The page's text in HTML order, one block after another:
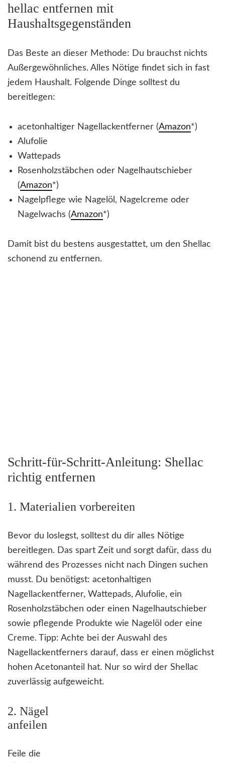
hellac entfernen mit
Haushaltsgegenständen
Das Beste an dieser Methode: Du brauchst nichts
Außergewöhnliches. Alles Nötige findet sich in fast
jedem Haushalt. Folgende Dinge solltest du
bereitlegen:
acetonhaltiger Nagellackentferner (Amazon*)
Alufolie
Wattepads
Rosenholzstäbchen oder Nagelhautschieber
(Amazon*)
Nagelpflege wie Nagelöl, Nagelcreme oder
Nagelwachs (Amazon*)
Damit bist du bestens ausgestattet, um den Shellac
schonend zu entfernen.
Schritt-für-Schritt-Anleitung: Shellac
richtig entfernen
1. Materialien vorbereiten
Bevor du loslegst, solltest du dir alles Nötige
bereitlegen. Das spart Zeit und sorgt dafür, dass du
während des Prozesses nicht nach Dingen suchen
musst. Du benötigst: acetonhaltigen
Nagellackentferner, Wattepads, Alufolie, ein
Rosenholzstäbchen oder einen Nagelhautschieber
sowie pflegende Produkte wie Nagelöl oder eine
Creme. Tipp: Achte bei der Auswahl des
Nagellackentferners darauf, dass er einen möglichst
hohen Acetonanteil hat. Nur so wird der Shellac
zuverlässig aufgeweicht.
2. Nägel
anfeilen
Feile die